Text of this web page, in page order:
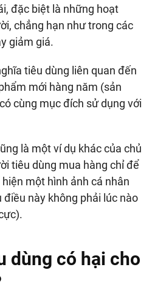
đặc biệt là những hoạt
chẳng hạn như trong các
giảm giá.
tiêu dùng liên quan đến
mới hàng năm (sản
cùng mục đích sử dụng với
là một ví dụ khác của chủ
tiêu dùng mua hàng chỉ để
một hình ảnh cá nhân
này không phải lúc nào
dùng có hại cho